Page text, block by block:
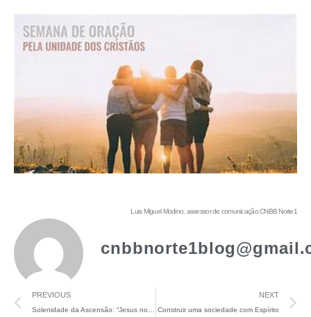
Luis Miguel Modino, assessor de comunicação CNBB Norte1
PREVIOUS NEXT
Construir uma sociedade com Espírito